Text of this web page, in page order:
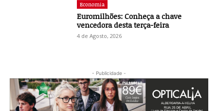
Economia
Euromilhões: Conheça a chave
vencedora desta terça-feira
4 de Agosto, 2026
- Publicidade -